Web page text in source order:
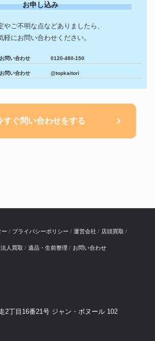
お申し込み
やご不明な点などありましたら、
軽にお問い合わせください。
問い合わせ 0120-480-150
問い合わせ @topkaitori
すぐ問い合わせをする
ー プライバシーポリシー 運営会社 店頭買取
法人買取 遺品・生前整理 お問い合わせ
2丁目16番21号 ジャン・ボヌール 102